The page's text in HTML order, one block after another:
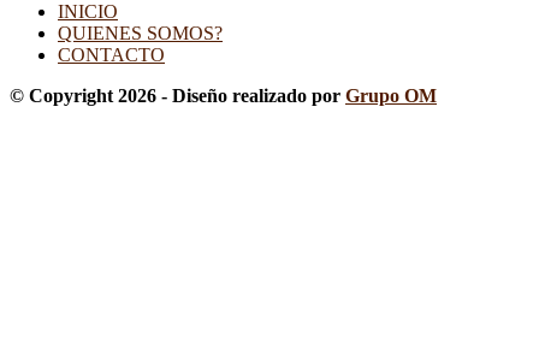
INICIO
QUIENES SOMOS?
CONTACTO
© Copyright 2026 - Diseño realizado por Grupo OM